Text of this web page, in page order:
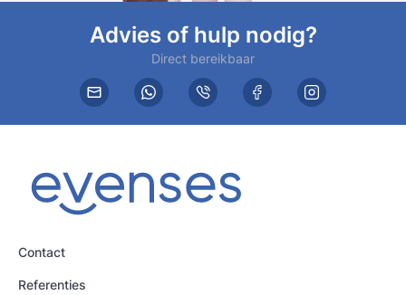
Advies of hulp nodig?
Direct bereikbaar
Contact
Referenties